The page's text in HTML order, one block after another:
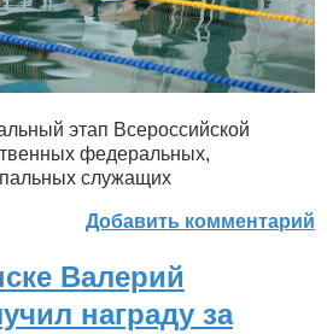
этап Всероссийской
федеральных,
служащих
Добавить комментарий
Валерий
награду за